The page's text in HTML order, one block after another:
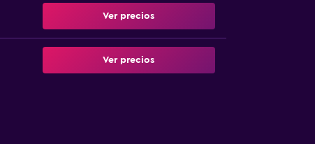
Ver precios
Ver precios